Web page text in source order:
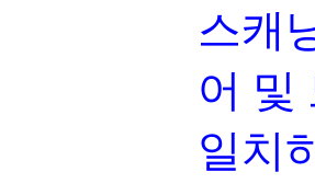
스캐
어 및
일치